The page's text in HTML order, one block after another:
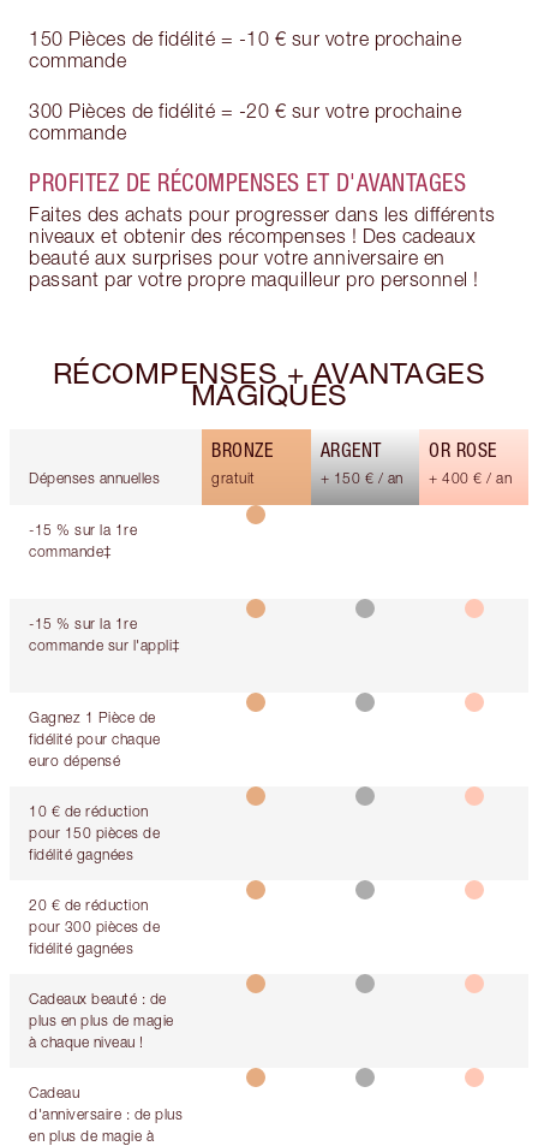
150 Pièces de fidélité = -10 € sur votre prochaine
commande
300 Pièces de fidélité = -20 € sur votre prochaine
commande
PROFITEZ DE RÉCOMPENSES ET D'AVANTAGES
Faites des achats pour progresser dans les différents
niveaux et obtenir des récompenses ! Des cadeaux
beauté aux surprises pour votre anniversaire en
passant par votre propre maquilleur pro personnel !
RÉCOMPENSES + AVANTAGES
MAGIQUES
BRONZE ARGENT OR ROSE
Dépenses annuelles gratuit + 150 € / an + 400 € / an
-15 % sur la 1re
commande‡
-15 % sur la 1re
commande sur l'appli‡
Gagnez 1 Pièce de
fidélité pour chaque
euro dépensé
10 € de réduction
pour 150 pièces de
fidélité gagnées
20 € de réduction
pour 300 pièces de
fidélité gagnées
Cadeaux beauté : de
plus en plus de magie
à chaque niveau !
Cadeau
d'anniversaire : de plus
en plus de magie à